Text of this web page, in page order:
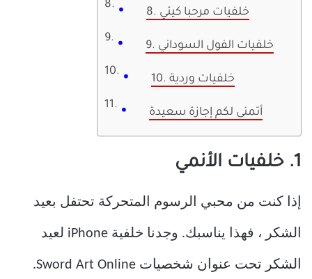
8. خلفيات مرحبا كيتي
9. خلفيات الفول السوداني
10. خلفيات وردية
أتمنى لكم إجازة سعيدة
1. خلفيات الأنمي
إذا كنت من محبي الرسوم المتحركة تحتفل بعيد
الشكر ، فهذا يناسبك. وجدنا خلفية iPhone لعيد
الشكر تحت عنوان شخصيات Sword Art Online.